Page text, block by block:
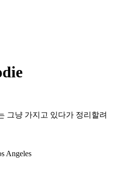
그냥 가지고 있다가 정리할려
Angeles